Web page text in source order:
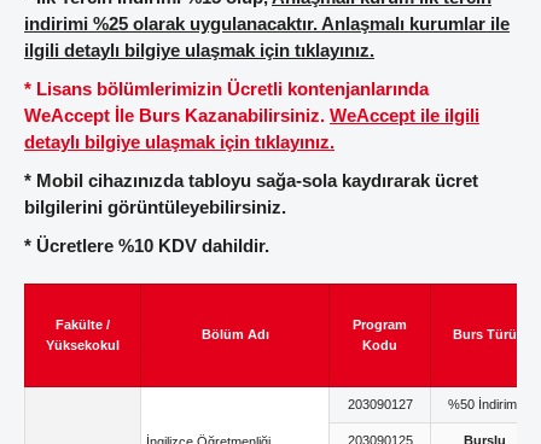
indirimi %25 olarak uygulanacaktır. Anlaşmalı kurumlar ile
ilgili detaylı bilgiye ulaşmak için tıklayınız.
* Lisans bölümlerimizin Ücretli kontenjanlarında
WeAccept İle Burs Kazanabilirsiniz. WeAccept ile ilgili
detaylı bilgiye ulaşmak için tıklayınız.
* Mobil cihazınızda tabloyu sağa-sola kaydırarak ücret
bilgilerini görüntüleyebilirsiniz.
* ⁠Ücretlere %10 KDV dahildir.
Fakülte /
Yüksekokul
Bölüm Adı
Program
Kodu
Burs Türü
203090127 %50 İndirimli
203090125 Burslu